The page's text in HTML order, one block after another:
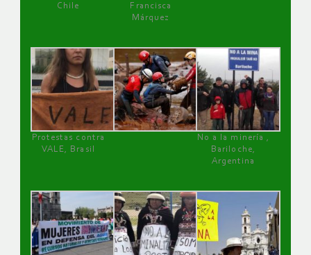
Chile
Francisca
Márquez
Protestas contra
VALE, Brasil
No a la minería ,
Bariloche,
Argentina